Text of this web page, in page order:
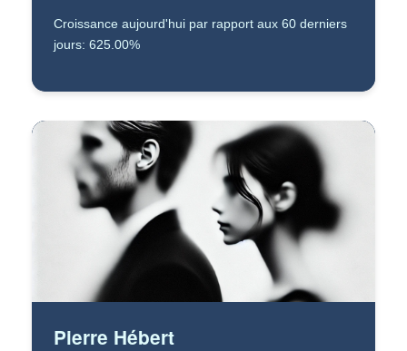
Croissance aujourd'hui par rapport aux 60 derniers
jours: 625.00%
Pierre Hébert